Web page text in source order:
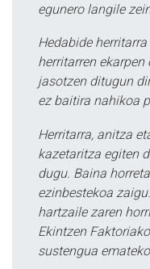
egunero langile
Hedabide
herritarren
jasotzen ditugun
ez baitira nahikoa
Herritarra, anitza
kazetaritza egiten
dugu. Baina
ezinbestekoa
hartzaile zaren
Ekintzen
sustengua